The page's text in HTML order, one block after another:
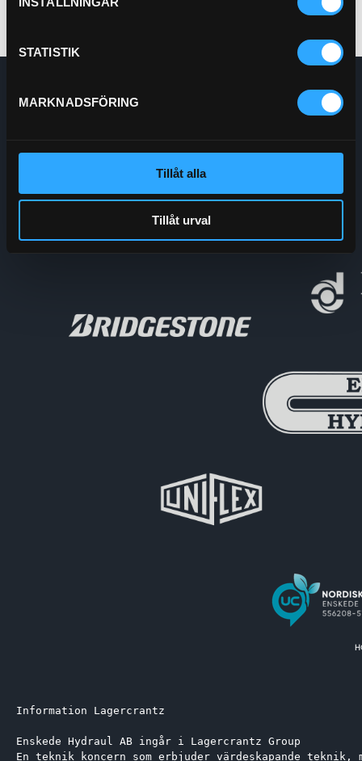
STATISTIK
MARKNADSFÖRING
Tillåt alla
Tillåt urval
Information Lagercrantz
Enskede Hydraul AB ingår i Lagercrantz Group
En teknik koncern som erbjuder värdeskapande
E-post:
Order@enskedehydraul.se
Adress: Box 70
Org.nr: